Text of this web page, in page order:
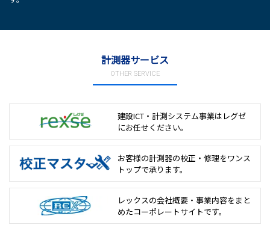
計測器サービス
OTHER SERVICE
建設ICT・計測システム事業は レグゼ
にお任せください。
お客様の計測器の校正・修理をワンス
トップで承ります。
レックスの会社概要・事業内容をまと
めたコーポレートサイトです。